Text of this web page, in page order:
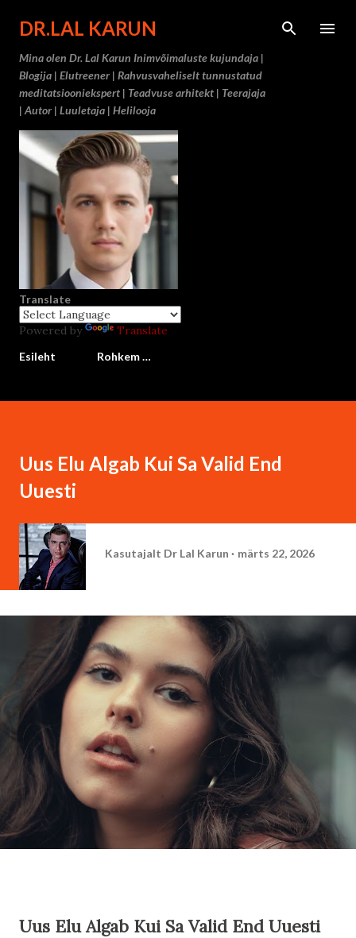
DR.LAL KARUN
Mina olen Dr. Lal Karun Inimvõimaluste kujundaja |
Blogija | Elutreener | Rahvusvaheliselt tunnustatud
meditatsiooniekspert | Teadvuse arhitekt | Teerajaja
| Autor | Luuletaja | Helilooja
Translate
Powered by Translate
Esileht Rohkem …
Uus Elu Algab Kui Sa Valid End
Uuesti
Kasutajalt Dr Lal Karun märts 22, 2026
Uus Elu Algab Kui Sa Valid End Uuesti